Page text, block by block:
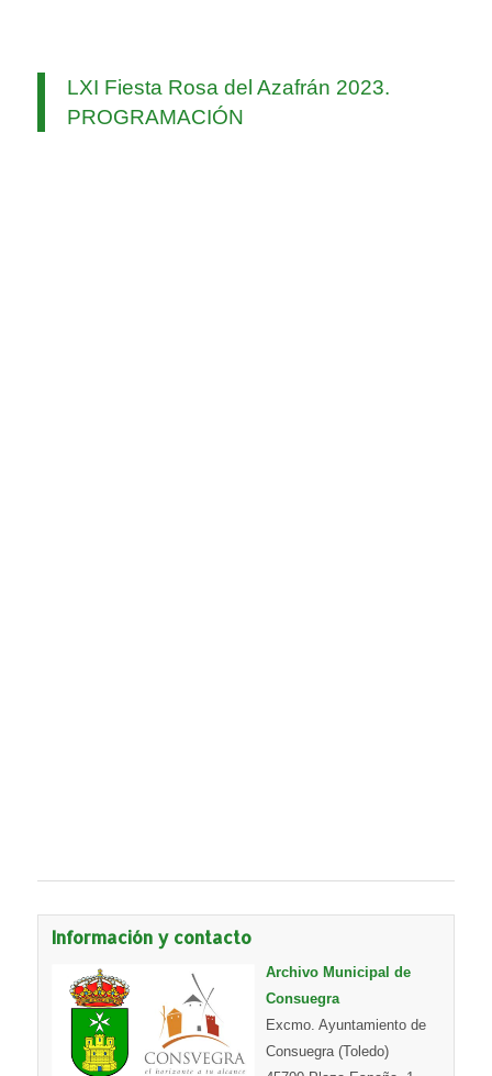
LXI Fiesta Rosa del Azafrán 2023.
PROGRAMACIÓN
Información y contacto
Archivo Municipal de
Consuegra
Excmo. Ayuntamiento de
Consuegra (Toledo)